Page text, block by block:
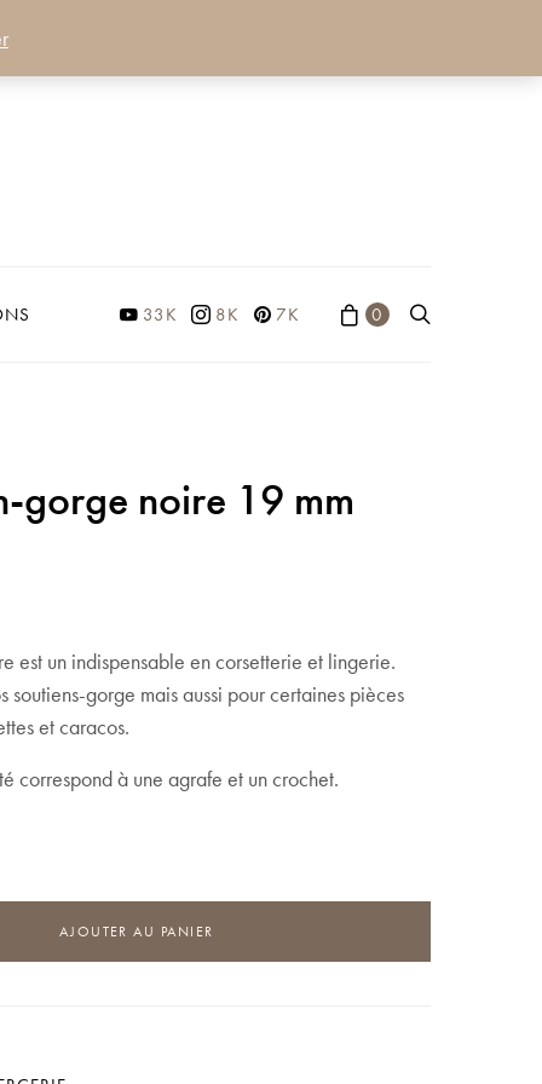
33K 8K 7K 0
gorge noire 19 mm
est un indispensable en corsetterie et lingerie.
soutiens-gorge mais aussi pour certaines pièces
et caracos.
correspond à une agrafe et un crochet.
AJOUTER AU PANIER